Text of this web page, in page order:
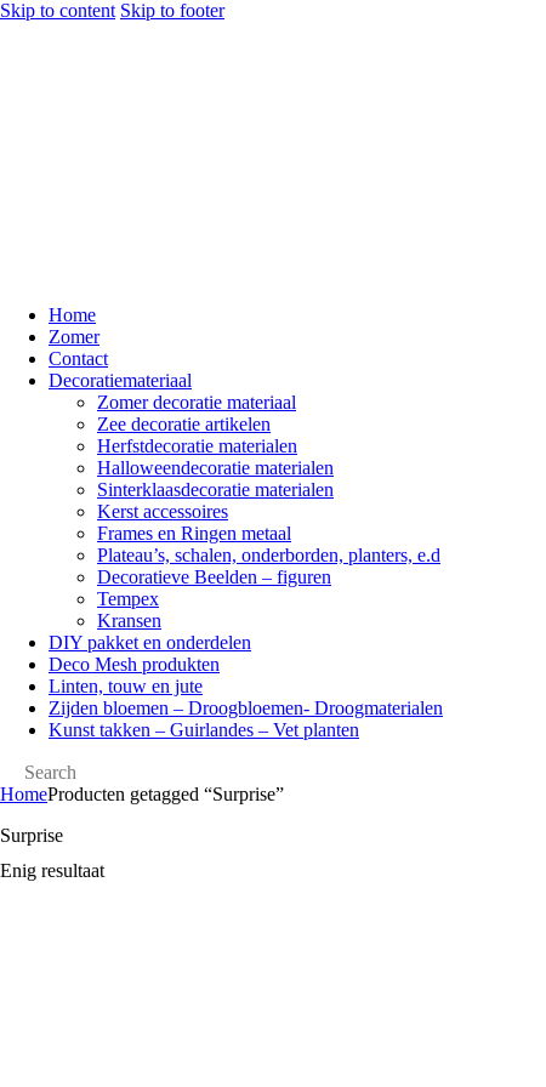
Skip to content Skip to footer
Home
Zomer
Contact
Decoratiemateriaal
Zomer decoratie materiaal
Zee decoratie artikelen
Herfstdecoratie materialen
Halloweendecoratie materialen
Sinterklaasdecoratie materialen
Kerst accessoires
Frames en Ringen metaal
Plateau’s, schalen, onderborden, planters, e.d
Decoratieve Beelden – figuren
Tempex
Kransen
DIY pakket en onderdelen
Deco Mesh produkten
Linten, touw en jute
Zijden bloemen – Droogbloemen- Droogmaterialen
Kunst takken – Guirlandes – Vet planten
HomeProducten getagged “Surprise”
Surprise
Enig resultaat